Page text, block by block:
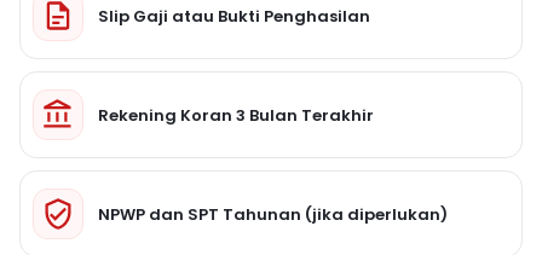
Slip Gaji atau Bukti Penghasilan
Rekening Koran 3 Bulan Terakhir
NPWP dan SPT Tahunan (jika diperlukan)